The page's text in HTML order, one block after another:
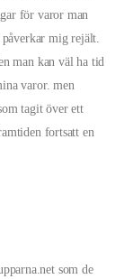
för varor man
mig rejält.
man kan väl ha tid
varor. men
tagit över ett
fortsatt en
som de